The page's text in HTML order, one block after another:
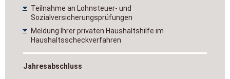
Teilnahme an Lohnsteuer- und
Sozialversicherungsprüfungen
Meldung Ihrer privaten Haushaltshilfe im
Haushaltsscheckverfahren
Jahresabschluss